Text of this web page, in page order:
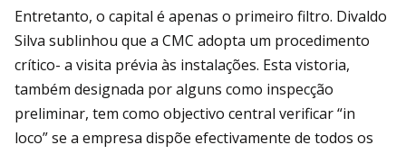
Entretanto, o capital é apenas o primeiro filtro. Divaldo
Silva sublinhou que a CMC adopta um procedimento
crítico- a visita prévia às instalações. Esta vistoria,
também designada por alguns como inspecção
preliminar, tem como objectivo central verificar “in
loco” se a empresa dispõe efectivamente de todos os